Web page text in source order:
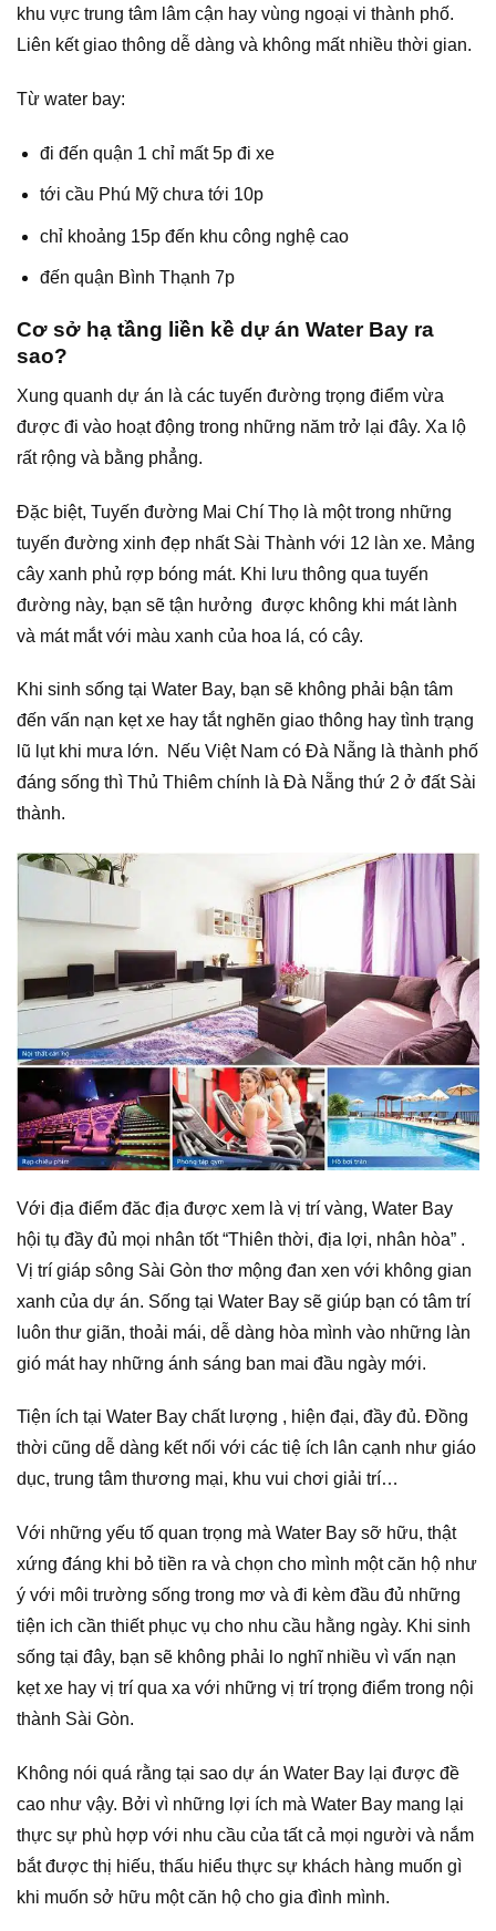
khu vực trung tâm lâm cận hay vùng ngoại vi thành phố.
Liên kết giao thông dễ dàng và không mất nhiều thời gian.
Từ water bay:
đi đến quận 1 chỉ mất 5p đi xe
tới cầu Phú Mỹ chưa tới 10p
chỉ khoảng 15p đến khu công nghệ cao
đến quận Bình Thạnh 7p
Cơ sở hạ tầng liền kề dự án Water Bay ra
sao?
Xung quanh dự án là các tuyến đường trọng điểm vừa
được đi vào hoạt động trong những năm trở lại đây. Xa lộ
rất rộng và bằng phẳng.
Đặc biệt, Tuyến đường Mai Chí Thọ là một trong những
tuyến đường xinh đẹp nhất Sài Thành với 12 làn xe. Mảng
cây xanh phủ rợp bóng mát. Khi lưu thông qua tuyến
đường này, bạn sẽ tận hưởng được không khi mát lành
và mát mắt với màu xanh của hoa lá, có cây.
Khi sinh sống tại Water Bay, bạn sẽ không phải bận tâm
đến vấn nạn kẹt xe hay tắt nghẽn giao thông hay tình trạng
lũ lụt khi mưa lớn. Nếu Việt Nam có Đà Nẵng là thành phố
đáng sống thì Thủ Thiêm chính là Đà Nẵng thứ 2 ở đất Sài
thành.
Với địa điểm đăc địa được xem là vị trí vàng, Water Bay
hội tụ đầy đủ mọi nhân tốt “Thiên thời, địa lợi, nhân hòa” .
Vị trí giáp sông Sài Gòn thơ mộng đan xen với không gian
xanh của dự án. Sống tại Water Bay sẽ giúp bạn có tâm trí
luôn thư giãn, thoải mái, dễ dàng hòa mình vào những làn
gió mát hay những ánh sáng ban mai đầu ngày mới.
Tiện ích tại Water Bay chất lượng , hiện đại, đầy đủ. Đồng
thời cũng dễ dàng kết nối với các tiệ ích lân cạnh như giáo
dục, trung tâm thương mại, khu vui chơi giải trí…
Với những yếu tố quan trọng mà Water Bay sỡ hữu, thật
xứng đáng khi bỏ tiền ra và chọn cho mình một căn hộ như
ý với môi trường sống trong mơ và đi kèm đầu đủ những
tiện ich cần thiết phục vụ cho nhu cầu hằng ngày. Khi sinh
sống tại đây, bạn sẽ không phải lo nghĩ nhiều vì vấn nạn
kẹt xe hay vị trí qua xa với những vị trí trọng điểm trong nội
thành Sài Gòn.
Không nói quá rằng tại sao dự án Water Bay lại được đề
cao như vậy. Bởi vì những lợi ích mà Water Bay mang lại
thực sự phù hợp với nhu cầu của tất cả mọi người và nắm
bắt được thị hiếu, thấu hiểu thực sự khách hàng muốn gì
khi muốn sở hữu một căn hộ cho gia đình mình.